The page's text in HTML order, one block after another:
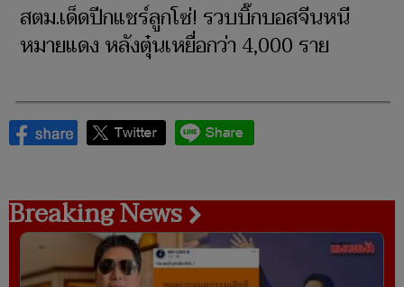
สตม.เด็ดปีกแชร์ลูกโซ่! รวบบิ๊กบอสจีนหนี
หมายแดง หลังตุ๋นเหยื่อกว่า 4,000 ราย
Breaking News